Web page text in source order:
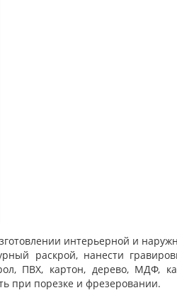
интерьерной и
раскрой, нанести
ПВХ, картон, дерево, МДФ,
при порезке и фрезеровании.